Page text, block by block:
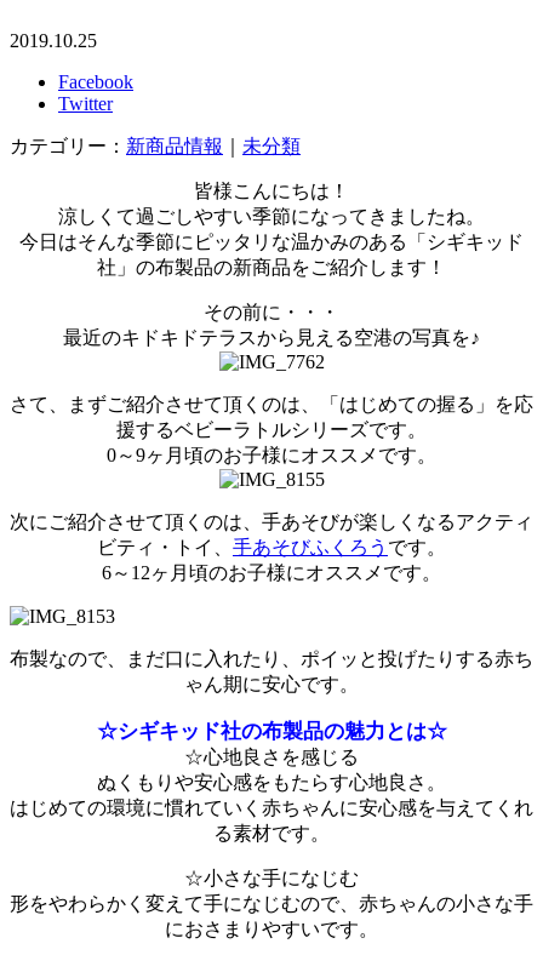
2019.10.25
Facebook
Twitter
カテゴリー： 新商品情報 未分類
皆様こんにちは！
涼しくて過ごしやすい季節になってきましたね。
今日はそんな季節にピッタリな温かみのある「シギキッド
社」の布製品の新商品をご紹介します！
その前に・・・
最近のキドキドテラスから見える空港の写真を♪
さて、まずご紹介させて頂くのは、「はじめての握る」を応
援するベビーラトルシリーズです。
0～9ヶ月頃のお子様にオススメです。
次にご紹介させて頂くのは、手あそびが楽しくなるアクティ
ビティ・トイ、 手あそびふくろう です。
6～12ヶ月頃のお子様にオススメです。
布製なので、まだ口に入れたり、ポイッと投げたりする赤ち
ゃん期に安心です。
☆シギキッド社の布製品の魅力とは☆
☆心地良さを感じる
ぬくもりや安心感をもたらす心地良さ。
はじめての環境に慣れていく赤ちゃんに安心感を与えてくれ
る素材です。
☆小さな手になじむ
形をやわらかく変えて手になじむので、赤ちゃんの小さな手
におさまりやすいです。